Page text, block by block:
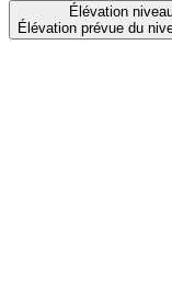
Élévation
Élévation prévue du